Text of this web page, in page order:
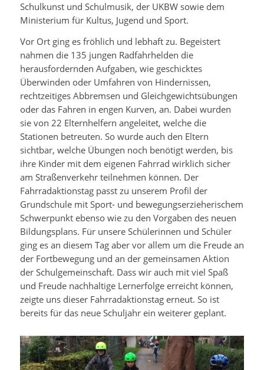
Schulkunst und Schulmusik, der UKBW sowie dem
Ministerium für Kultus, Jugend und Sport.
Vor Ort ging es fröhlich und lebhaft zu. Begeistert
nahmen die 135 jungen Radfahrhelden die
herausfordernden Aufgaben, wie geschicktes
Überwinden oder Umfahren von Hindernissen,
rechtzeitiges Abbremsen und Gleichgewichtsübungen
oder das Fahren in engen Kurven, an. Dabei wurden
sie von 22 Elternhelfern angeleitet, welche die
Stationen betreuten. So wurde auch den Eltern
sichtbar, welche Übungen noch benötigt werden, bis
ihre Kinder mit dem eigenen Fahrrad wirklich sicher
am Straßenverkehr teilnehmen können. Der
Fahrradaktionstag passt zu unserem Profil der
Grundschule mit Sport- und bewegungserzieherischem
Schwerpunkt ebenso wie zu den Vorgaben des neuen
Bildungsplans. Für unsere Schülerinnen und Schüler
ging es an diesem Tag aber vor allem um die Freude an
der Fortbewegung und an der gemeinsamen Aktion
der Schulgemeinschaft. Dass wir auch mit viel Spaß
und Freude nachhaltige Lernerfolge erreicht können,
zeigte uns dieser Fahrradaktionstag erneut. So ist
bereits für das neue Schuljahr ein weiterer geplant.